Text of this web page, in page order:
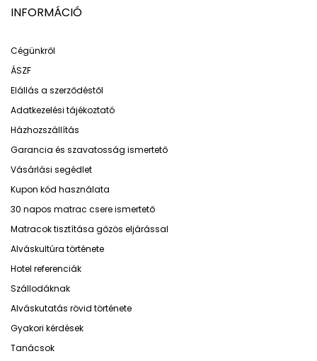
INFORMÁCIÓ
Cégünkről
ÁSZF
Elállás a szerződéstől
Adatkezelési tájékoztató
Házhozszállítás
Garancia és szavatosság ismertető
Vásárlási segédlet
Kupon kód használata
30 napos matrac csere ismertető
Matracok tisztítása gőzös eljárással
Alváskultúra története
Hotel referenciák
Szállodáknak
Alváskutatás rövid története
Gyakori kérdések
Tanácsok